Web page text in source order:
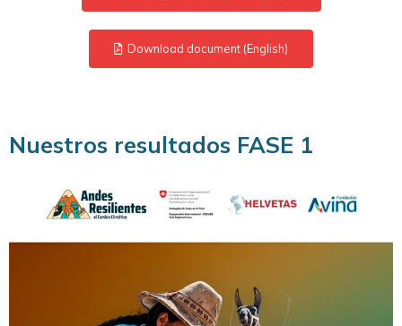
Download document (English)
Nuestros resultados FASE 1